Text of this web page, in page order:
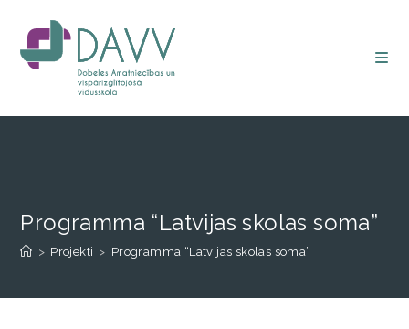
Programma “Latvijas skolas soma”
> Projekti > Programma “Latvijas skolas soma”